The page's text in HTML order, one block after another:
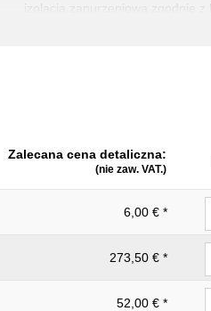
izolacja zanurzeniowa zgodnie z
Zalecana cena detaliczna:
(nie zaw. VAT.)
6,00 € *
273,50 € *
52,00 € *